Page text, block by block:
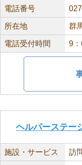
電話番号
所在地 群
電話受付時間 9
ヘルパーステー
施設・サービス 訪